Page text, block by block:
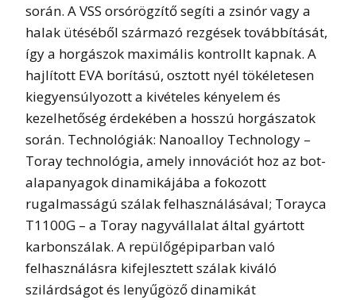
során. A VSS orsórögzítő segíti a zsinór vagy a
halak ütéséből származó rezgések továbbítását,
így a horgászok maximális kontrollt kapnak. A
hajlított EVA borítású, osztott nyél tökéletesen
kiegyensúlyozott a kivételes kényelem és
kezelhetőség érdekében a hosszú horgászatok
során. Technológiák: Nanoalloy Technology –
Toray technológia, amely innovációt hoz az bot-
alapanyagok dinamikájába a fokozott
rugalmasságú szálak felhasználásával; Torayca
T1100G – a Toray nagyvállalat által gyártott
karbonszálak. A repülőgépiparban való
felhasználásra kifejlesztett szálak kiváló
szilárdságot és lenyűgöző dinamikát